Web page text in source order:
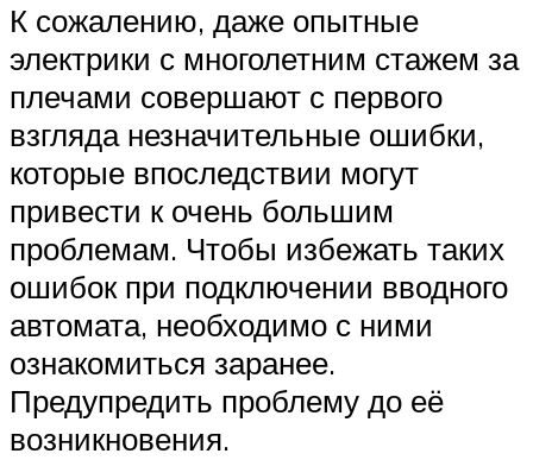
К сожалению, даже опытные
электрики с многолетним стажем за
плечами совершают с первого
взгляда незначительные ошибки,
которые впоследствии могут
привести к очень большим
проблемам. Чтобы избежать таких
ошибок при подключении вводного
автомата, необходимо с ними
ознакомиться заранее.
Предупредить проблему до её
возникновения.